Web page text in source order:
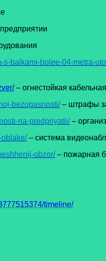
s-balkami-bolee-04-metra-
– огнестойкая
bezopasnosti/– штрафы
na-predpriyatii/–
oblake/– система
obzor/– пожарная
timeline/